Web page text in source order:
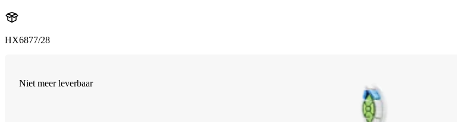
HX6877/28
Niet meer leverbaar